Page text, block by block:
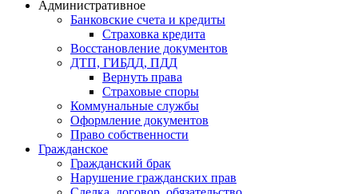
Административное
Банковские счета и кредиты
Страховка кредита
Восстановление документов
ДТП, ГИБДД, ПДД
Вернуть права
Страховые споры
Коммунальные службы
Оформление документов
Право собственности
Гражданское
Гражданский брак
Нарушение гражданских прав